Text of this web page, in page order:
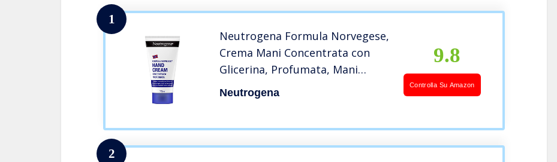
1
Neutrogena Formula Norvegese,
Crema Mani Concentrata con
Glicerina, Profumata, Mani
Molto Secche e Screpolate,
Idrata per 24 Ore, 75 ml
Neutrogena
9.8
Controlla Su Amazon
2